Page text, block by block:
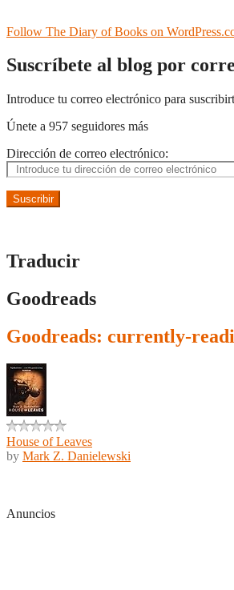
Follow The Diary of Books on
Suscríbete al blog por
Introduce tu correo electrónico para
Únete a 957 seguidores más
Dirección de correo electrónico:
Suscribir
Traducir
Goodreads
Goodreads: currently-
House of Leaves
by Mark Z. Danielewski
Anuncios